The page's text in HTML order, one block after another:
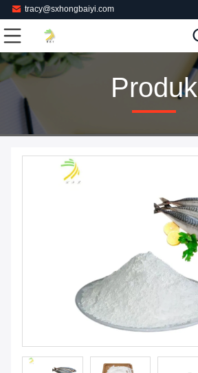
tracy@sxhongbaiyi.com
Produk